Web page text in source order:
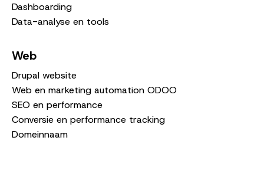
Dashboarding
Data-analyse en tools
Web
Drupal website
Web en marketing automation ODOO
SEO en performance
Conversie en performance tracking
Domeinnaam